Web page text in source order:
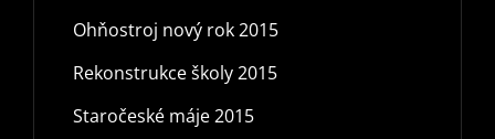
Ohňostroj nový rok 2015
Rekonstrukce školy 2015
Staročeské máje 2015